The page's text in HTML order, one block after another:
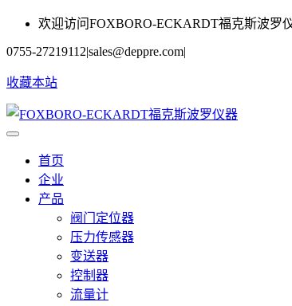
欢迎访问FOXBORO-ECKARDT福克斯波罗仪
0755-27219112|sales@deppre.com|
收藏本站
首页
企业
产品
阀门定位器
压力传感器
变送器
控制器
流量计